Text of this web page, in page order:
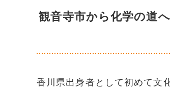
観音寺市から化学の道
香川県出身者として初めて文